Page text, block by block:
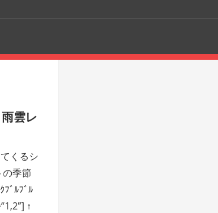
雲レ
くるシ
季節
ﾌﾞﾙﾌﾞﾙ
↑